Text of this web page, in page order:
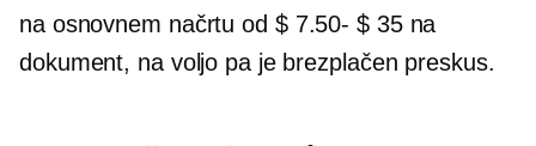
na osnovnem načrtu od $ 7.50- $ 35na
dokument, na voljo pa je brezplačen preskus.